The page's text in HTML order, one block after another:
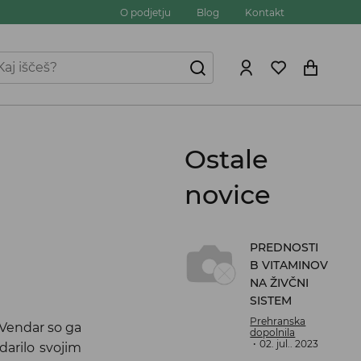
O podjetju Blog Kontakt
so ga
svojim
Ostale
novice
PREDNOSTI
B VITAMINOV
NA ŽIVČNI
SISTEM
Prehranska
dopolnila
02. jul.. 2023